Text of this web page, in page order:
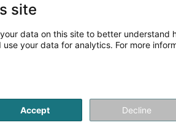
site
data on this site to better understand
your data for analytics. For more
Accept Decline